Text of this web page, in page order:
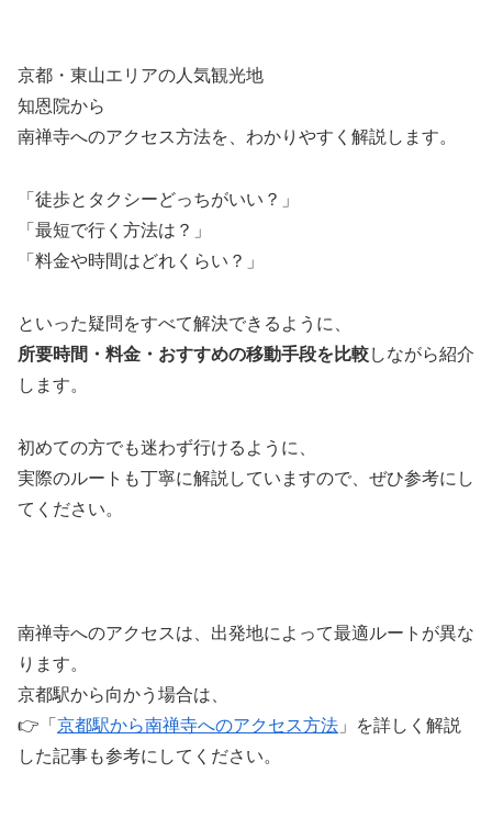
京都・東山エリアの人気観光地
知恩院から
南禅寺へのアクセス方法を、わかりやすく解説します。
「徒歩とタクシーどっちがいい？」
「最短で行く方法は？」
「料金や時間はどれくらい？」
といった疑問をすべて解決できるように、
所要時間・料金・おすすめの移動手段を比較しながら紹介
します。
初めての方でも迷わず行けるように、
実際のルートも丁寧に解説していますので、ぜひ参考にし
てください。
南禅寺へのアクセスは、出発地によって最適ルートが異な
ります。
京都駅から向かう場合は、
👉「 京都駅から南禅寺へのアクセス方法 」を詳しく解説
した記事も参考にしてください。